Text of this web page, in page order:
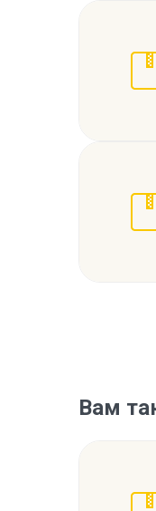
Вам